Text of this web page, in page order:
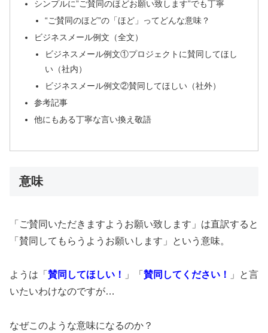
シンプルに”ご賛同のほどお願い致します”でも丁寧
“ご賛同のほど”の「ほど」ってどんな意味？
ビジネスメール例文（全文）
ビジネスメール例文①プロジェクトに賛同してほし
い（社内）
ビジネスメール例文②賛同してほしい（社外）
参考記事
他にもある丁寧な言い換え敬語
意味
「ご賛同いただきますようお願い致します」は直訳すると
「賛同してもらうようお願いします」という意味。
ようは「 賛同してほしい！ 」「 賛同してください！
」と言
いたいわけなのですが…
なぜこのような意味になるのか？